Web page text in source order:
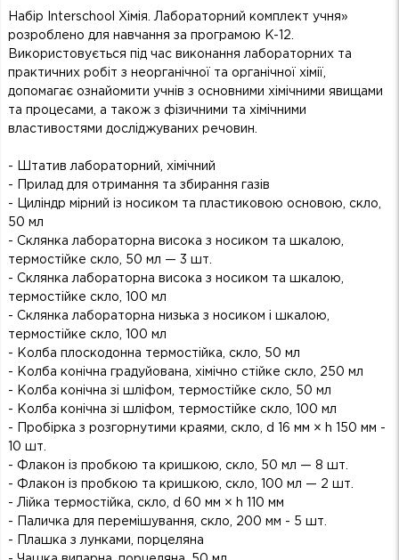
Набір Interschool Хімія. Лабораторний комплект учня»
розроблено для навчання за програмою K-12.
Використовується під час виконання лабораторних та
практичних робіт з неорганічної та органічної хімії,
допомагає ознайомити учнів з основними хімічними явищами
та процесами, а також з фізичними та хімічними
властивостями досліджуваних речовин.
- Штатив лабораторний, хімічний
- Прилад для отримання та збирання газів
- Циліндр мірний із носиком та пластиковою основою, скло,
50 мл
- Склянка лабораторна висока з носиком та шкалою,
термостійке скло, 50 мл — 3 шт.
- Склянка лабораторна висока з носиком та шкалою,
термостійке скло, 100 мл
- Склянка лабораторна низька з носиком і шкалою,
термостійке скло, 100 мл
- Колба плоскодонна термостійка, скло, 50 мл
- Колба конічна градуйована, хімічно стійке скло, 250 мл
- Колба конічна зі шліфом, термостійке скло, 50 мл
- Колба конічна зі шліфом, термостійке скло, 100 мл
- Пробірка з розгорнутими краями, скло, d 16 мм × h 150 мм -
10 шт.
- Флакон із пробкою та кришкою, скло, 50 мл — 8 шт.
- Флакон із пробкою та кришкою, скло, 100 мл — 2 шт.
- Лійка термостійка, скло, d 60 мм × h 110 мм
- Паличка для перемішування, скло, 200 мм - 5 шт.
- Плашка з лунками, порцеляна